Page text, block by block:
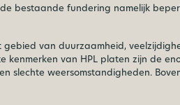
bestaande fundering namelijk
van duurzaamheid,
van HPL platen zijn de
slechte weersomstandigheden.